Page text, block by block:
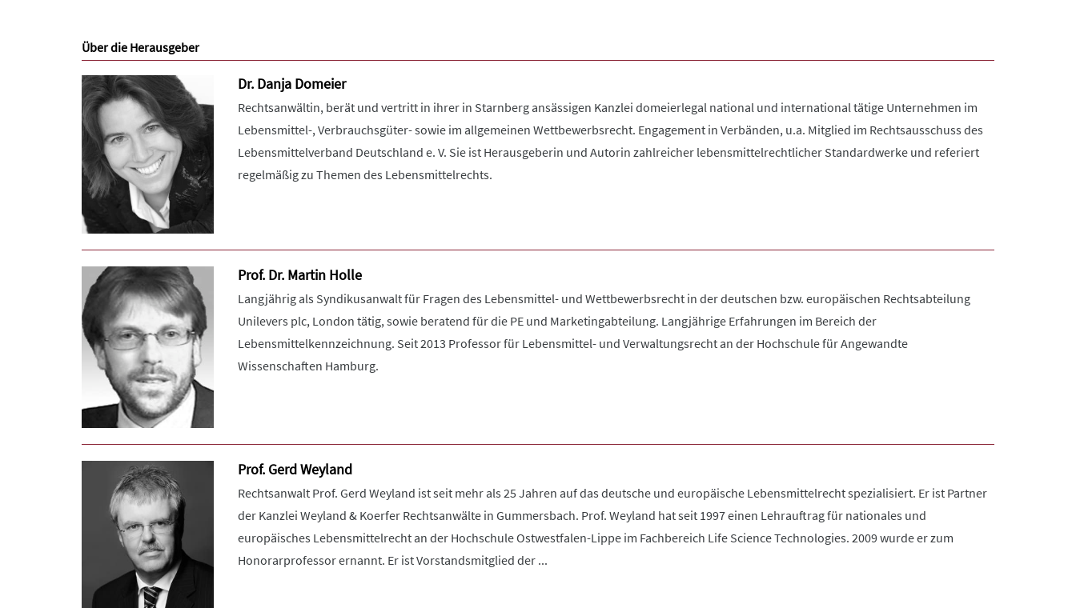
Über die Herausgeber
Dr. Danja Domeier
Rechtsanwältin, berät und vertritt in ihrer in Starnberg ansässigen Kanzlei domeierlegal national und international tätige Unternehmen im
Lebensmittel-, Verbrauchsgüter- sowie im allgemeinen Wettbewerbsrecht. Engagement in Verbänden, u.a. Mitglied im Rechtsausschuss des
Lebensmittelverband Deutschland e. V. Sie ist Herausgeberin und Autorin zahlreicher lebensmittelrechtlicher Standardwerke und referiert
regelmäßig zu Themen des Lebensmittelrechts.
Prof. Dr. Martin Holle
Langjährig als Syndikusanwalt für Fragen des Lebensmittel- und Wettbewerbsrecht in der deutschen bzw. europäischen Rechtsabteilung
Unilevers plc, London tätig, sowie beratend für die PE und Marketingabteilung. Langjährige Erfahrungen im Bereich der
Lebensmittelkennzeichnung. Seit 2013 Professor für Lebensmittel- und Verwaltungsrecht an der Hochschule für Angewandte
Wissenschaften Hamburg.
Prof. Gerd Weyland
Rechtsanwalt Prof. Gerd Weyland ist seit mehr als 25 Jahren auf das deutsche und europäische Lebensmittelrecht spezialisiert. Er ist Partner
der Kanzlei Weyland & Koerfer Rechtsanwälte in Gummersbach. Prof. Weyland hat seit 1997 einen Lehrauftrag für nationales und
europäisches Lebensmittelrecht an der Hochschule Ostwestfalen-Lippe im Fachbereich Life Science Technologies. 2009 wurde er zum
Honorarprofessor ernannt. Er ist Vorstandsmitglied der ...